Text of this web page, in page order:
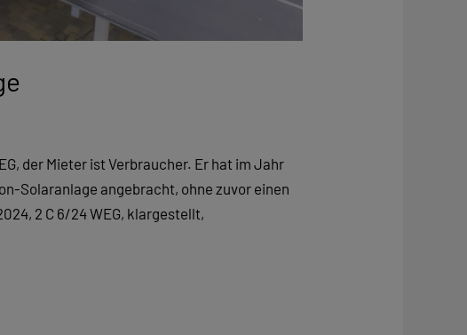
der Mieter ist Verbraucher. Er hat im Jahr
Solaranlage angebracht, ohne zuvor einen
2 C 6/24 WEG, klargestellt,